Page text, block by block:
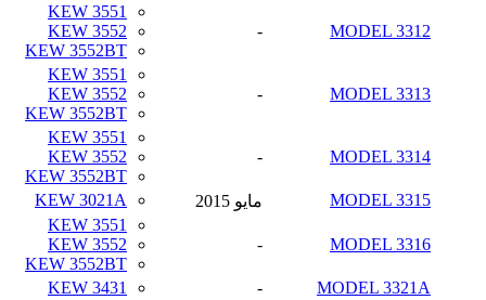
MODEL 3312
-
KEW 3551
KEW 3552
KEW 3552BT
MODEL 3313
-
KEW 3551
KEW 3552
KEW 3552BT
MODEL 3314
-
KEW 3551
KEW 3552
KEW 3552BT
MODEL 3315
مايو 2015 KEW 3021A
MODEL 3316
-
KEW 3551
KEW 3552
KEW 3552BT
MODEL 3321A
-
KEW 3431